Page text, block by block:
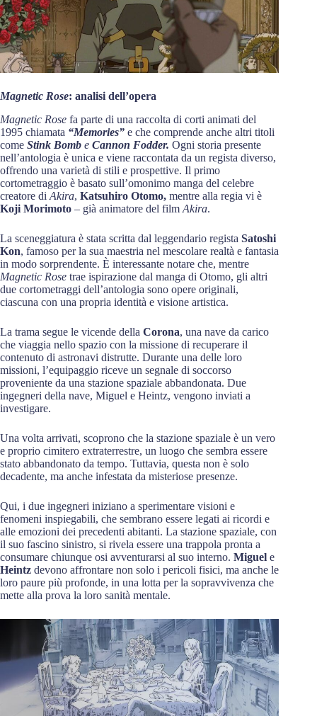
Magnetic Rose: analisi dell’opera
Magnetic Rose fa parte di una raccolta di corti animati del
1995 chiamata “Memories” e che comprende anche altri titoli
come Stink Bomb e Cannon Fodder. Ogni storia presente
nell’antologia è unica e viene raccontata da un regista diverso,
offrendo una varietà di stili e prospettive. Il primo
cortometraggio è basato sull’omonimo manga del celebre
creatore di Akira, Katsuhiro Otomo, mentre alla regia vi è
Koji Morimoto – già animatore del film Akira.
La sceneggiatura è stata scritta dal leggendario regista Satoshi
Kon, famoso per la sua maestria nel mescolare realtà e fantasia
in modo sorprendente. È interessante notare che, mentre
Magnetic Rose trae ispirazione dal manga di Otomo, gli altri
due cortometraggi dell’antologia sono opere originali,
ciascuna con una propria identità e visione artistica.
La trama segue le vicende della Corona, una nave da carico
che viaggia nello spazio con la missione di recuperare il
contenuto di astronavi distrutte. Durante una delle loro
missioni, l’equipaggio riceve un segnale di soccorso
proveniente da una stazione spaziale abbandonata. Due
ingegneri della nave, Miguel e Heintz, vengono inviati a
investigare.
Una volta arrivati, scoprono che la stazione spaziale è un vero
e proprio cimitero extraterrestre, un luogo che sembra essere
stato abbandonato da tempo. Tuttavia, questa non è solo
decadente, ma anche infestata da misteriose presenze.
Qui, i due ingegneri iniziano a sperimentare visioni e
fenomeni inspiegabili, che sembrano essere legati ai ricordi e
alle emozioni dei precedenti abitanti. La stazione spaziale, con
il suo fascino sinistro, si rivela essere una trappola pronta a
consumare chiunque osi avventurarsi al suo interno. Miguel e
Heintz devono affrontare non solo i pericoli fisici, ma anche le
loro paure più profonde, in una lotta per la sopravvivenza che
mette alla prova la loro sanità mentale.